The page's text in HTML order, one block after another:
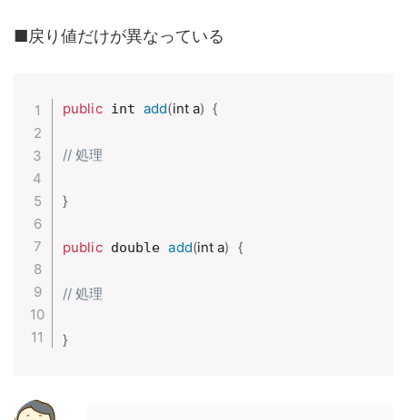
■戻り値だけが異なっている
public int add(int a) {
// 処理
}
public double add(int a) {
// 処理
}